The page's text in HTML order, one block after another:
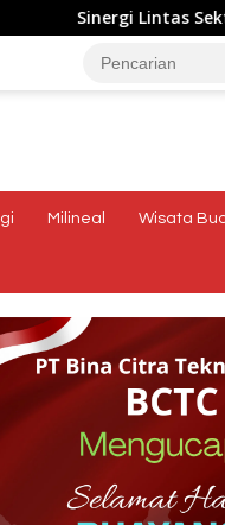
Satlantas Polres
Milineal Wisata